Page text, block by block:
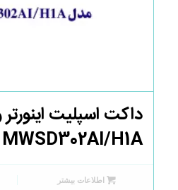
داکت اسپلیت
MWSD302AI/H1A
اطلاعات بیشتر